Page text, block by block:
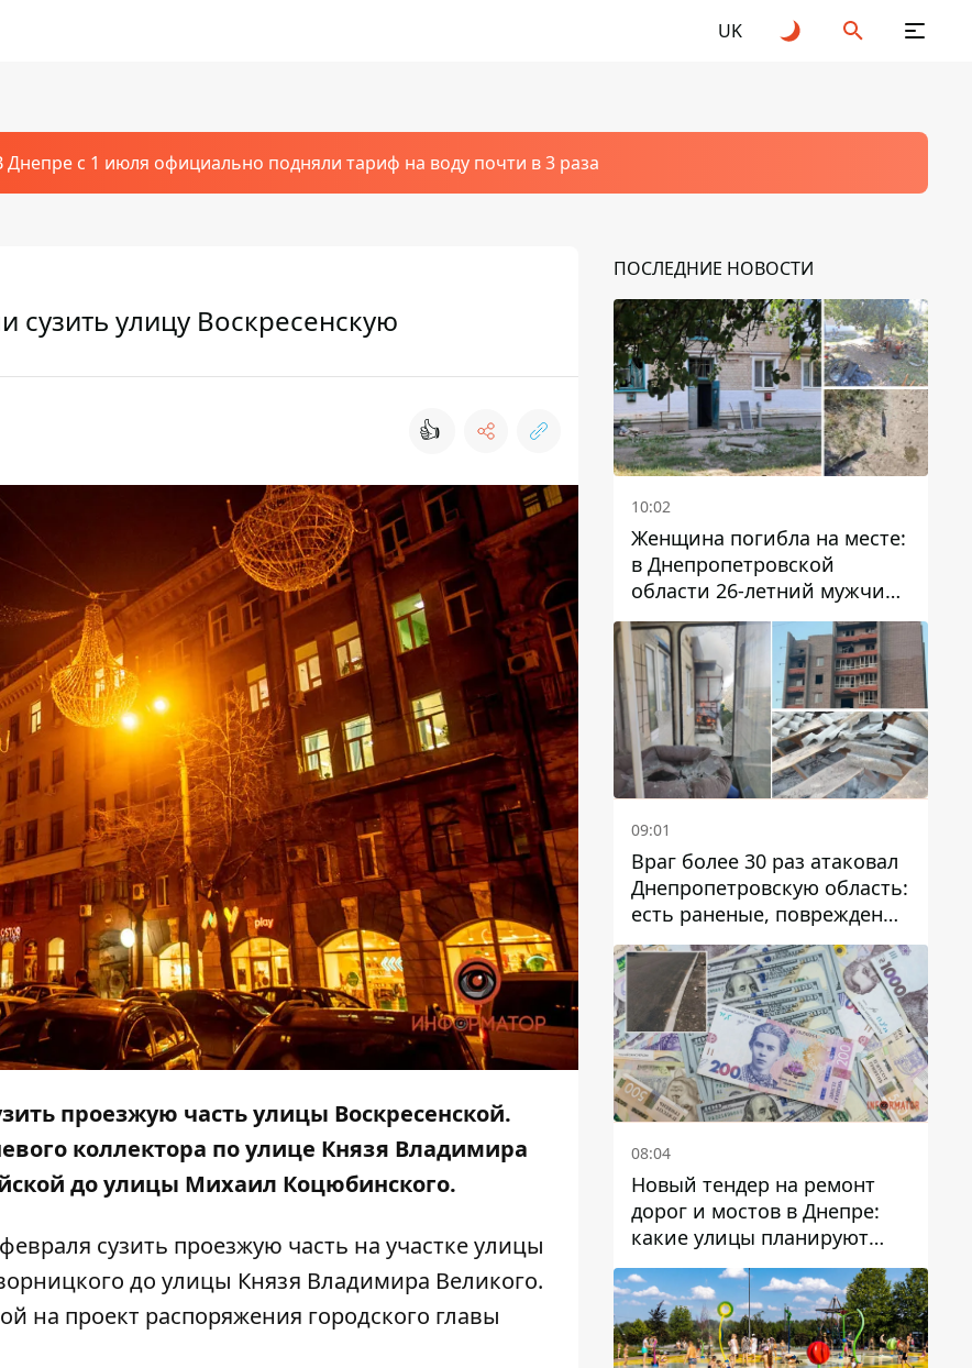
UK
Днепре с 1 июля официально подняли тариф на воду почти в 3 раза
улицу Воскресенскую
👍
проезжую часть улицы Воскресенской.
коллектора по улице Князя Владимира
до улицы Михаил Коцюбинского.
сузить проезжую часть на участке улицы
до улицы Князя Владимира Великого.
на проект распоряжения городского главы
ПОСЛЕДНИЕ НОВОСТИ
10:02
Женщина погибла на месте:
в Днепропетровской
области 26-летний мужчина
избил трех человек
металлическим предметом
09:01
Враг более 30 раз атаковал
Днепропетровскую область:
есть раненые, повреждены
лицей, дома и предприятия
08:04
Новый тендер на ремонт
дорог и мостов в Днепре:
какие улицы планируют
обновить и сколько
десятков миллионов гривен
на это хотят потратить